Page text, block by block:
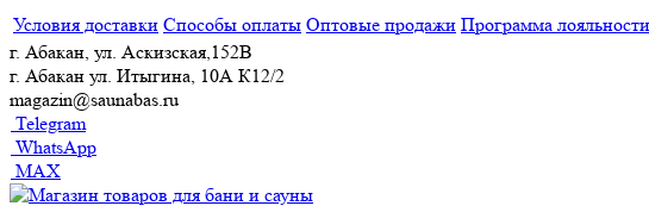
Условия доставки Способы оплаты Оптовые продажи Программа лояльности
г. Абакан, ул. Аскизская,152В
г. Абакан ул. Итыгина, 10А К12/2
magazin@saunabas.ru
Telegram
WhatsApp
MAX